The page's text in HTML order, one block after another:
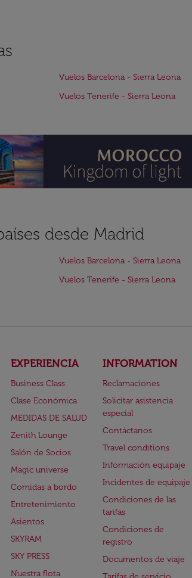
Vuelos Barcelona - Sierra Leona
Vuelos Tenerife - Sierra Leona
desde Madrid
Vuelos Barcelona - Sierra Leona
Vuelos Tenerife - Sierra Leona
EXPERIENCIA
Business Class
Clase Económica
MEDIDAS DE SALUD
Zenith Lounge
Salón de Socios
Magic universe
Comidas a bordo
Entretenimiento
Asientos
SKYRAM
SKY PRESS
Nuestra flota
INFORMATION
Reclamaciones
Solicitar asistencia
especial
Contáctanos
Travel conditions
Información equipaje
Incidentes de equipaje
Condiciones de las
tarifas
Condiciones de
registro
Documentos de viaje